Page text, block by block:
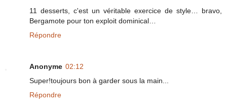
11 desserts, c'est un véritable exercice de style… bravo,
Bergamote pour ton exploit dominical…
Répondre
Anonyme 02:12
Super!toujours bon à garder sous la main...
Répondre